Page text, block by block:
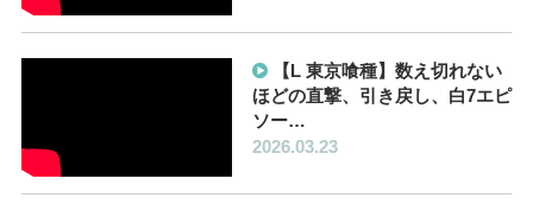
【L 東京喰種】数え切れない
ほどの直撃、引き戻し、白7エピ
ソー…
2026.03.23